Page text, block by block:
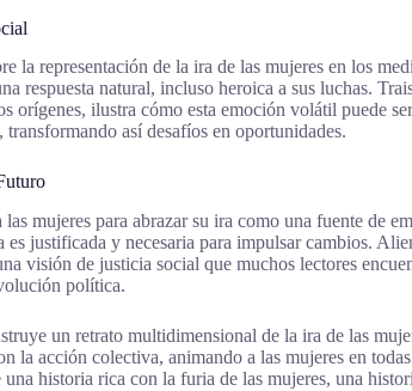
la representación de la ira de las mujeres en los
respuesta natural, incluso heroica a sus luchas.
orígenes, ilustra cómo esta emoción volátil puede
así desafíos en oportunidades.
mujeres para abrazar su ira como una fuente de
justificada y necesaria para impulsar cambios.
visión de justicia social que muchos lectores
política.
un retrato multidimensional de la ira de las
la acción colectiva, animando a las mujeres en
historia rica con la furia de las mujeres, una